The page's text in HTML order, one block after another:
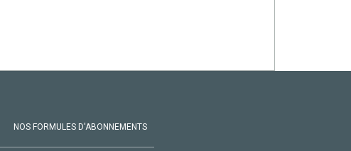
NOS FORMULES D'ABONNEMENTS